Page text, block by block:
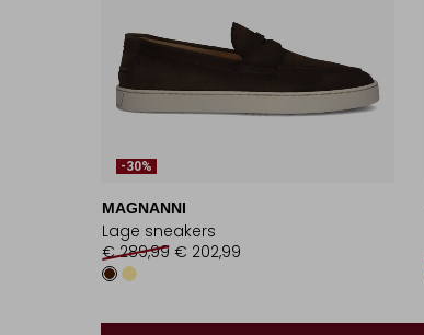
-30%
MAGNANNI
Lage sneakers
€ 289,99 € 202,99